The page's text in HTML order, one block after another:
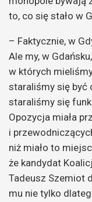
to, co się stało w
– Faktycznie, w
Ale my, w
w których
staraliśmy się być
staraliśmy się
Opozycja miała
i
niż miało to
że kandydat
Tadeusz Szemiot
mu nie tylko